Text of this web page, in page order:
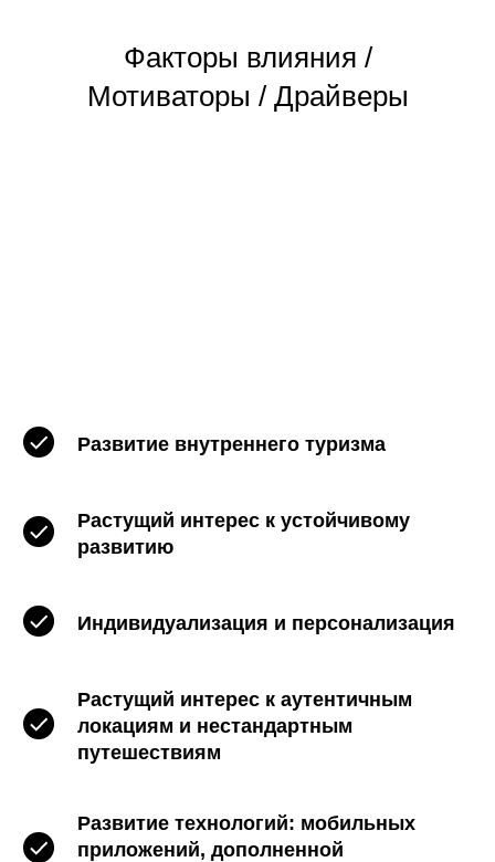
Факторы влияния /
Мотиваторы / Драйверы
Развитие внутреннего туризма
Растущий интерес к устойчивому
развитию
Индивидуализация и персонализация
Растущий интерес к аутентичным
локациям и нестандартным
путешествиям
Развитие технологий: мобильных
приложений, дополненной